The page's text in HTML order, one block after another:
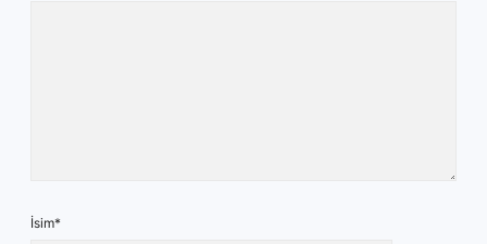
İsim*